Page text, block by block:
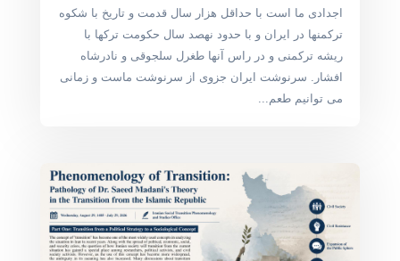
اجدادی ما است با حداقل هزار سال قدمت و تاریخ با شکوه
ترکمنها در ایران و با حدود نهصد سال حکومت ترکها با
ریشه ترکمنی و در راس آنها طغرل سلجوقی و نادرشاه
افشار. سرنوشت ایران جزوی از سرنوشت ماست و زمانی
می توانیم طعم...